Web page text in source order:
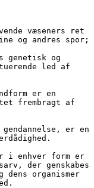
og andres spor;
led af
frembragt af
der genskabes
organismer